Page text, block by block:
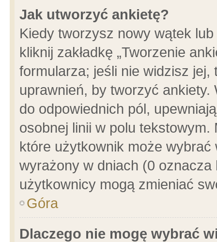
Jak utworzyć ankietę?
Kiedy tworzysz nowy wątek
kliknij zakładkę „Tworzenie
formularza; jeśli nie widzisz
uprawnień, by tworzyć ankiety.
do odpowiednich pól,
osobnej linii w polu
które użytkownik może
wyrażony w dniach (0
użytkownicy mogą zmieniać
Góra
Dlaczego nie mogę wybrać